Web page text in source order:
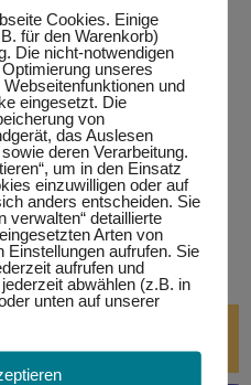
Eine Teilnahme ist nur
Cookies. Einige
für den Warenkorb)
Die nicht-notwendigen
unseres
und
eingesetzt. Die
von
das Auslesen
deren Verarbeitung.
um in den Einsatz
einzuwilligen oder auf
anders entscheiden. Sie
verwalten“ detaillierte
Arten von
Einstellungen aufrufen. Sie
aufrufen und
abwählen (z.B. in
unten auf unserer